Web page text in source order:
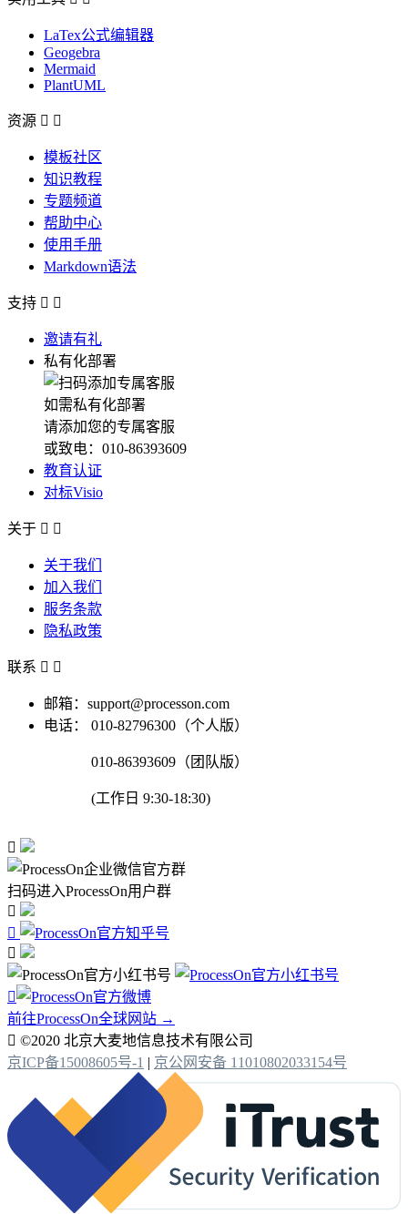
LaTex公式编辑器
Geogebra
Mermaid
PlantUML
资源  
模板社区
知识教程
专题频道
帮助中心
使用手册
Markdown语法
支持  
邀请有礼
私有化部署
如需私有化部署
请添加您的专属客服
或致电：010-86393609
教育认证
对标Visio
关于  
关于我们
加入我们
服务条款
隐私政策
联系  
邮箱：support@processon.com
电话：
010-82796300（个人版）
010-86393609（团队版）
(工作日 9:30-18:30)

扫码进入ProcessOn用户群




前往ProcessOn全球网站 →
 ©2020 北京大麦地信息技术有限公司
京ICP备15008605号-1 | 京公网安备 11010802033154号